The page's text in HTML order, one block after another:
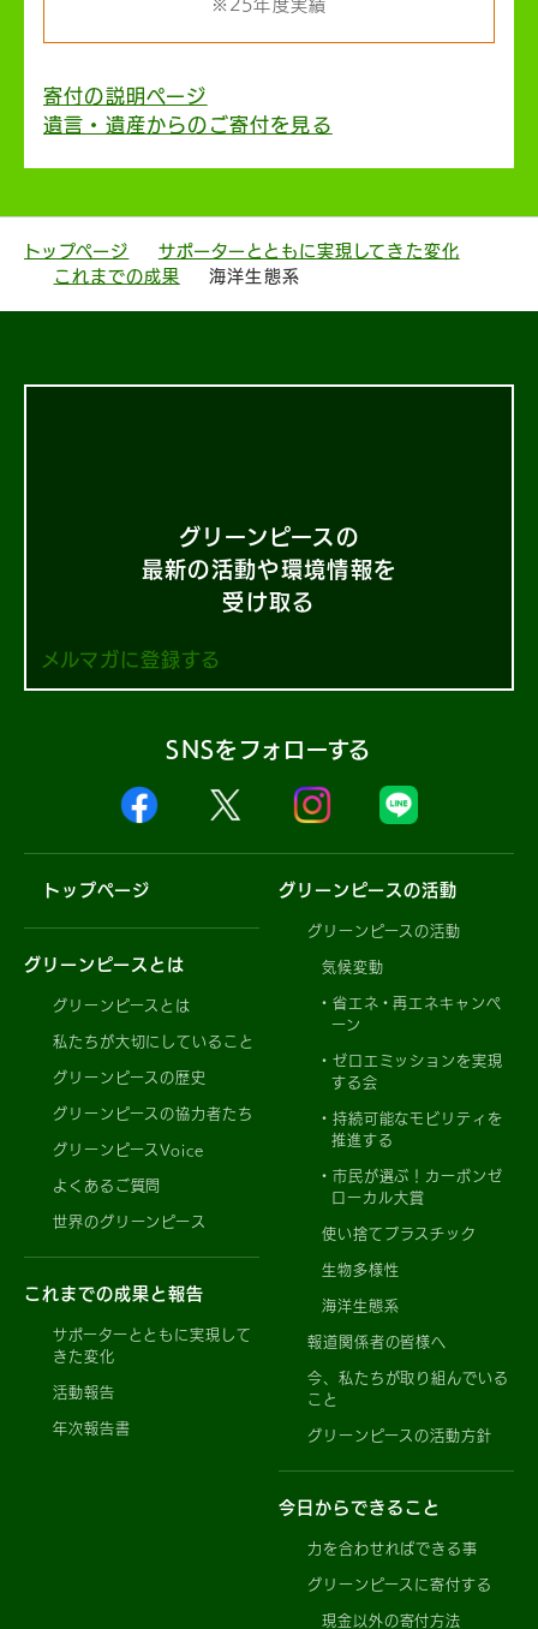
※25年度実績
寄付の説明ページ
遺言・遺産からのご寄付を見る
トップページ
サポーターとともに実現してきた変化
これまでの成果
海洋生態系
グリーンピースの
最新の活動や環境情報を
受け取る
メルマガに登録する
SNSをフォローする
トップページ
グリーンピースとは
グリーンピースとは
私たちが大切にしていること
グリーンピースの歴史
グリーンピースの協力者たち
グリーンピースVoice
よくあるご質問
世界のグリーンピース
これまでの成果と報告
サポーターとともに実現して
きた変化
活動報告
年次報告書
グリーンピースの活動
グリーンピースの活動
気候変動
省エネ・再エネキャンペ
ーン
ゼロエミッションを実現
する会
持続可能なモビリティを
推進する
市民が選ぶ！カーボンゼ
ローカル大賞
使い捨てプラスチック
生物多様性
海洋生態系
報道関係者の皆様へ
今、私たちが取り組んでいる
こと
グリーンピースの活動方針
今日からできること
力を合わせればできる事
グリーンピースに寄付する
現金以外の寄付方法